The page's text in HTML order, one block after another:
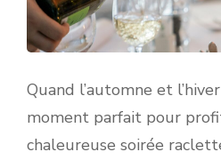
Quand l’automne et
moment parfait pour
chaleureuse soirée